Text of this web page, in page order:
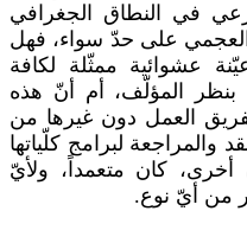
في النطاق الجغرافي
على حدّ سواء، فهل
عشوائية ممثّلة لكافة
بنظر المؤلّف، أم أنّ هذه
العمل دون غيرها من
والمراجعة لبرامج كلّياتها
أخرى، كان متعمداً، ولأيّ
من أيّ نوع.